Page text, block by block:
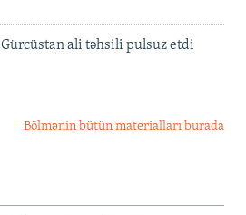
Gürcüstan ali təhsili pulsuz etdi
Bölmənin bütün materialları burada